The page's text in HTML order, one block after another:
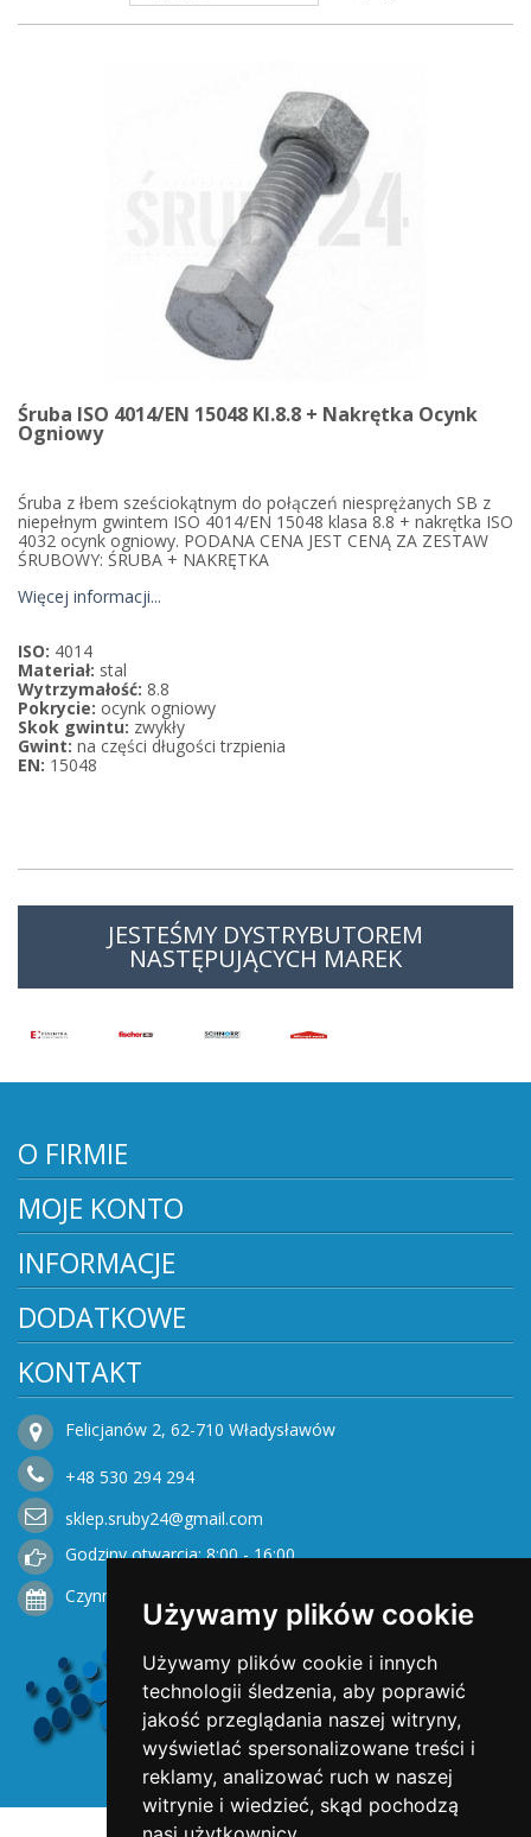
Używamy plików cookie
Używamy plików cookie i innych
technologii śledzenia, aby poprawić
jakość przeglądania naszej witryny,
wyświetlać spersonalizowane treści i
reklamy, analizować ruch w naszej
witrynie i wiedzieć, skąd pochodzą
Śruba ISO 4014/EN 15048 Kl.8.8 + Nakrętka Ocynk
Ogniowy
Śruba z łbem sześciokątnym do połączeń niesprężanych SB z
niepełnym gwintem ISO 4014/EN 15048 klasa 8.8 + nakrętka ISO
4032 ocynk ogniowy. PODANA CENA JEST CENĄ ZA ZESTAW
ŚRUBOWY: ŚRUBA + NAKRĘTKA
Więcej informacji...
ISO: 4014
Materiał: stal
Wytrzymałość: 8.8
Pokrycie: ocynk ogniowy
Skok gwintu: zwykły
Gwint: na części długości trzpienia
EN: 15048
JESTEŚMY DYSTRYBUTOREM
NASTĘPUJĄCYCH MAREK
O FIRMIE
MOJE KONTO
INFORMACJE
DODATKOWE
KONTAKT
Felicjanów 2, 62-710 Władysławów
+48 530 294 294
sklep.sruby24@gmail.com
Godziny otwarcia: 8:00 - 16:00
Czynne od Poniedziałku do Piątku